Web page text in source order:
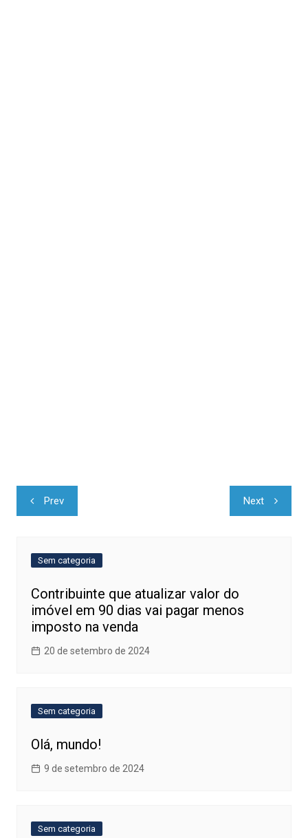
Navegação
de
Prev Next
Sem categoria
Contribuinte que atualizar valor do
imóvel em 90 dias vai pagar menos
imposto na venda
20 de setembro de 2024
Sem categoria
Olá, mundo!
9 de setembro de 2024
Sem categoria